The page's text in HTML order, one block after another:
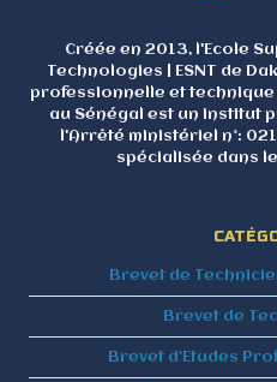
Créée en 2013, l'Ecole
Technologies | ESNT de
professionnelle et
au Sénégal est un institut
l'Arrêté ministériel n°:
spécialisée dans
Brevet de
Brevet de
Brevet d’Etudes
Ce popup sera
du départ en
administratif,
uniquementen
aoûtauLundi 21
L'ESNT vous
confiance